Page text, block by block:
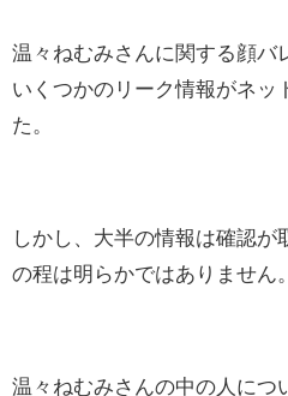
温々ねむみさんに関する顔バ
いくつかのリーク情報がネッ
た。
しかし、大半の情報は確認が
の程は明らかではありません。
温々ねむみさんの中の人につ